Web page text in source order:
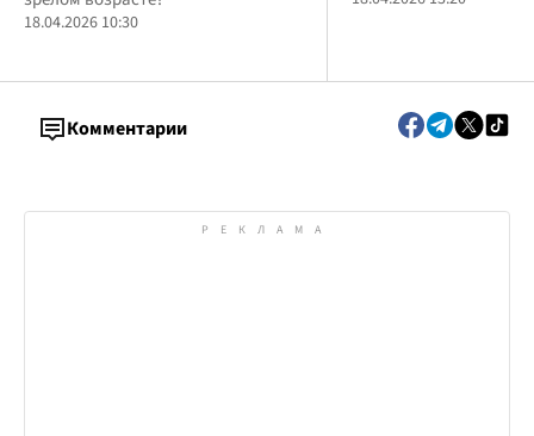
18.04.2026 10:30
Комментарии